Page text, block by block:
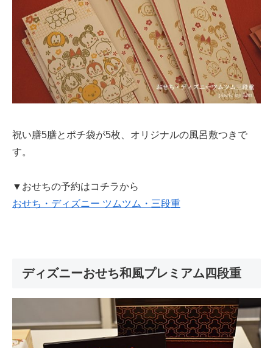
祝い膳5膳とポチ袋が5枚、オリジナルの風呂敷つきで
す。
▼おせちの予約はコチラから
おせち・ディズニー ツムツム・三段重
ディズニーおせち和風プレミアム四段重